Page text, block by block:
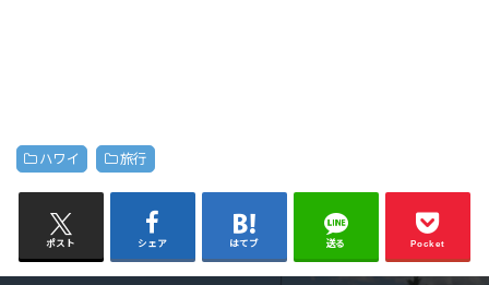
ハワイ 旅行
ポスト シェア はてブ 送る Pocket